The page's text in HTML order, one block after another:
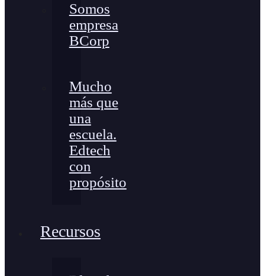
Somos
empresa
BCorp
Mucho
más que
una
escuela.
Edtech
con
propósito
Recursos